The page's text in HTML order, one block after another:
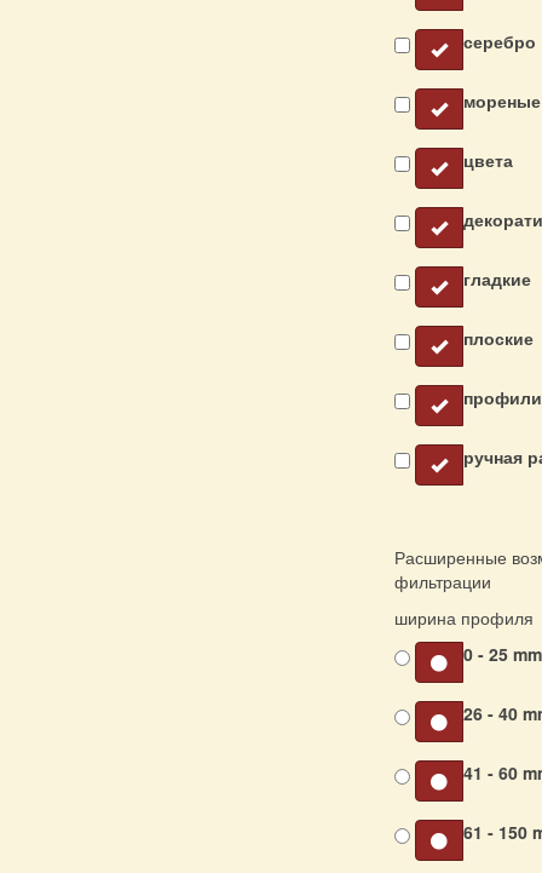
серебро
мореные
цвета
гладкие
плоские
ручная
Расширенные
фильтрации
ширина профиля
0 - 25
26 - 40
41 - 60
61 - 150